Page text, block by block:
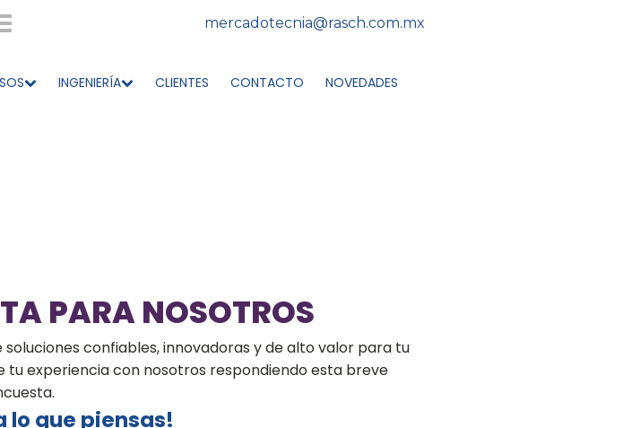
mercadotecnia@rasch.com.mx
INGENIERÍA CLIENTES CONTACTO NOVEDADES
PARA NOSOTROS
confiables, innovadoras y de alto valor para tu
tu experiencia con nosotros respondiendo esta breve
lo que piensas!